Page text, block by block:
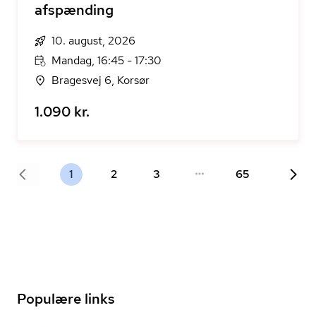
afspænding
10. august, 2026
Mandag, 16:45 - 17:30
Bragesvej 6, Korsør
1.090 kr.
1 2 3 65
Populære links